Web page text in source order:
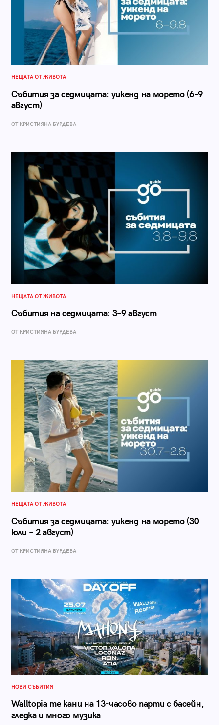
НЕЩАТА ОТ ЖИВОТА
Събития за седмицата: уикенд на морето (6–9
август)
ОТ КРИСТИЯНА БУРДЕВА
НЕЩАТА ОТ ЖИВОТА
Събития на седмицата: 3–9 август
ОТ КРИСТИЯНА БУРДЕВА
НЕЩАТА ОТ ЖИВОТА
Събития за седмицата: уикенд на морето (30
юли – 2 август)
ОТ КРИСТИЯНА БУРДЕВА
НОВИ СЪБИТИЯ
Walltopia те кани на 13-часово парти с басейн,
гледка и много музика